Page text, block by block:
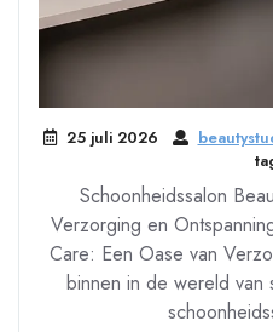
25 juli 2026
Schoonheidssalon
Verzorging en
Care: Een Oase van
binnen in de wereld van